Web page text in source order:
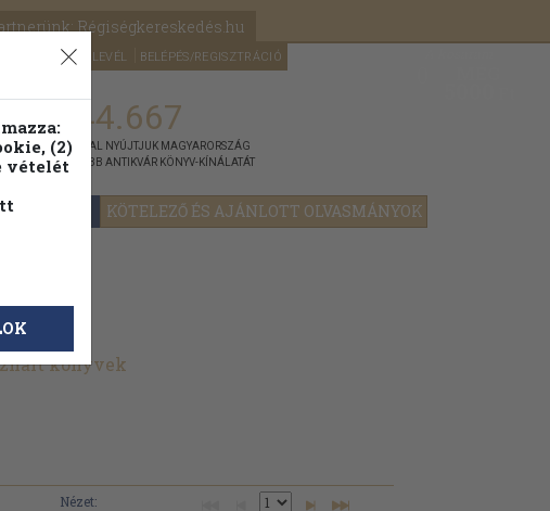
Régiségkereskedés.hu
SEGÍTSÉG HÍRLEVÉL BELÉPÉS/REGISZTRÁCIÓ
KÖTELEZŐ ÉS AJÁNLOTT OLVASMÁNYOK
1.144.667
KIADVÁNNYAL NYÚJTJUK MAGYARORSZÁG
LEGNAGYOBB ANTIKVÁR KÖNYV-KÍNÁLATÁT
könyvek
Nézet:
(2)
vételét